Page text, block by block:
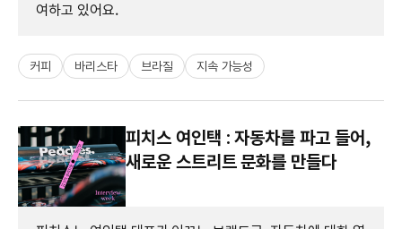
여하고 있어요.
커피 바리스타 브라질 지속 가능성
피치스 여인택 : 자동차를 파고 들어,
새로운 스트리트 문화를 만들다